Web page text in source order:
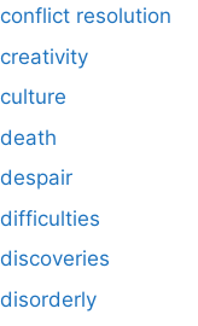
conflict resolution
creativity
culture
death
despair
difficulties
discoveries
disorderly